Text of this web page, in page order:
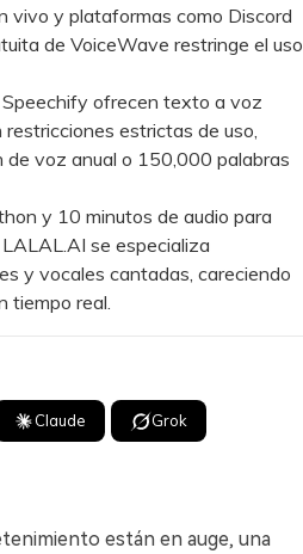
vivo y plataformas como Discord
de VoiceWave restringe el uso
ofrecen texto a voz
estrictas de uso,
de voz anual o 150,000 palabras
y 10 minutos de audio para
se especializa
y vocales cantadas, careciendo
tiempo real.
Claude Grok
están en auge, una